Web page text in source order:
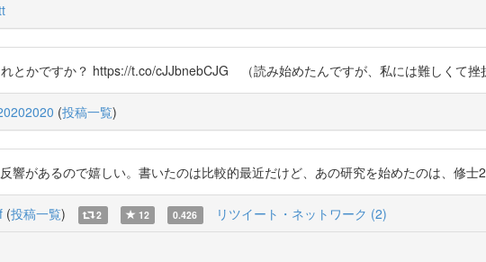
とかですか？ https://t.co/cJJbnebCJG （読み始めたんですが、私には難しくて挫
(投稿一覧)
響があるので嬉しい。書いたのは比較的最近だけど、あの研究を始めたのは、修
(投稿一覧) 2 12 0.426 リツイート・ネットワーク (2)